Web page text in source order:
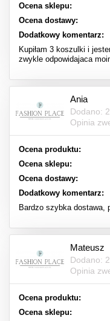
Ocena sklepu:
Ocena dostawy:
Dodatkowy komentarz:
Kupiłam 3 koszulki i
zwykle odpowidajaca
Ania
Dodano:
Opinia
Ocena produktu:
Ocena sklepu:
Ocena dostawy:
Dodatkowy komentarz:
Bardzo szybka dostawa,
Mateusz
Dodano:
Opinia
Ocena produktu:
Ocena sklepu: